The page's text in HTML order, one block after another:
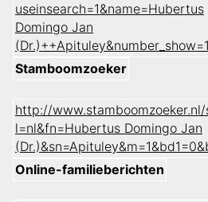
useinsearch=1&name=Hubertus
Domingo Jan
Stamboomzoeker
http://www.stamboomzoeker.nl/
l=nl&fn=Hubertus Domingo Jan
Online-familieberichten